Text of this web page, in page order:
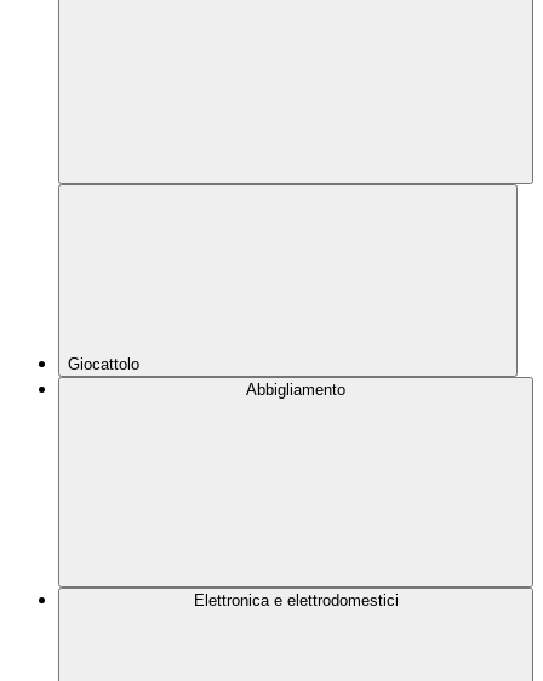
Giocattolo
Abbigliamento
Elettronica e elettrodomestici